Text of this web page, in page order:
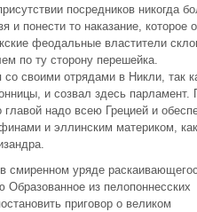
посредников никогда
и понести то наказание, которое
феодальные властители
по ту сторону перешейка.
своими отрядами в Никли, так
и созвал здесь парламент.
главой надо всею Грецией и
и эллинским материком,
смиренном уряде
из пелопоннесских
приговор о великом